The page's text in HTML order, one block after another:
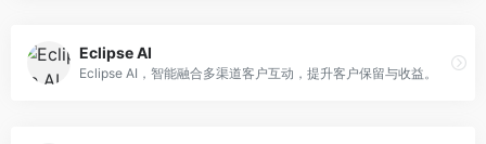
Eclipse AI
Eclipse AI，智能融合多渠道客户互动，提升客户保留与收益。